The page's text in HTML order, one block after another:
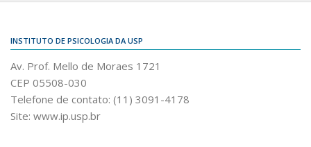
INSTITUTO DE PSICOLOGIA DA USP
Av. Prof. Mello de Moraes 1721
CEP 05508-030
Telefone de contato: (11) 3091-4178
Site: www.ip.usp.br